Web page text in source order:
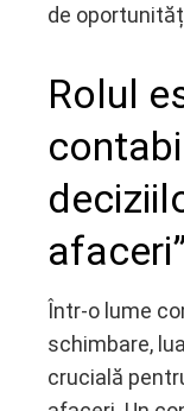
de
Rolul
afaceri”
Într-o lume
schimbare,
crucială